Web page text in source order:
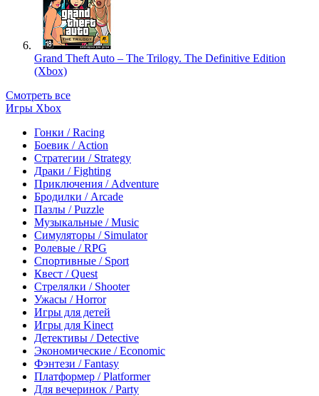
Grand Theft Auto – The Trilogy. The Definitive Edition
(Xbox)
Смотреть все
Игры Xbox
Гонки / Racing
Боевик / Action
Стратегии / Strategy
Драки / Fighting
Приключения / Adventure
Бродилки / Arcade
Пазлы / Puzzle
Музыкальные / Music
Симуляторы / Simulator
Ролевые / RPG
Спортивные / Sport
Квест / Quest
Стрелялки / Shooter
Ужасы / Horror
Игры для детей
Игры для Kinect
Детективы / Detective
Экономические / Economic
Фэнтези / Fantasy
Платформер / Platformer
Для вечеринок / Party